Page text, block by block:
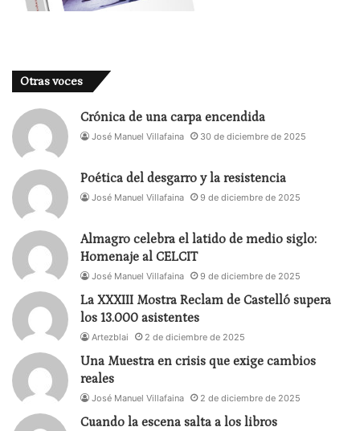
Otras voces
Crónica de una carpa encendida
José Manuel Villafaina 30 de diciembre de 2025
Poética del desgarro y la resistencia
José Manuel Villafaina 9 de diciembre de 2025
Almagro celebra el latido de medio siglo:
Homenaje al CELCIT
José Manuel Villafaina 9 de diciembre de 2025
La XXXIII Mostra Reclam de Castelló supera
los 13.000 asistentes
Artezblai 2 de diciembre de 2025
Una Muestra en crisis que exige cambios
reales
José Manuel Villafaina 2 de diciembre de 2025
Cuando la escena salta a los libros